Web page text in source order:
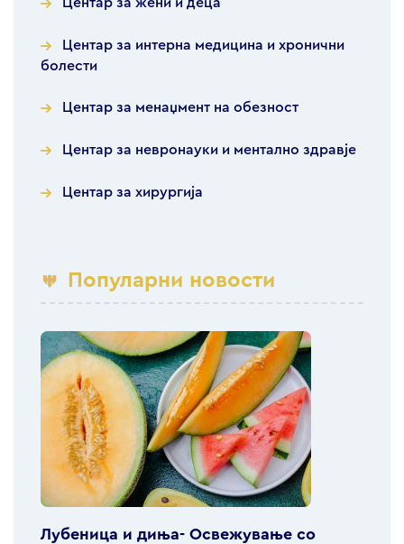
Центар за интерна медицина и хронични
болести
Центар за менаџмент на обезност
Центар за невронауки и ментално здравје
Центар за хирургија
Популарни новости
Лубеница и диња- Освежување со